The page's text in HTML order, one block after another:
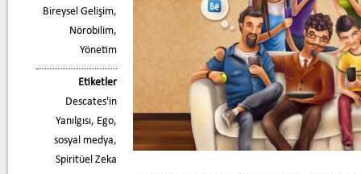
Bireysel Gelişim,
Nörobilim,
Yönetim
Etiketler
Descates'in
Yanılgısı, Ego,
sosyal medya,
Spiritüel Zeka